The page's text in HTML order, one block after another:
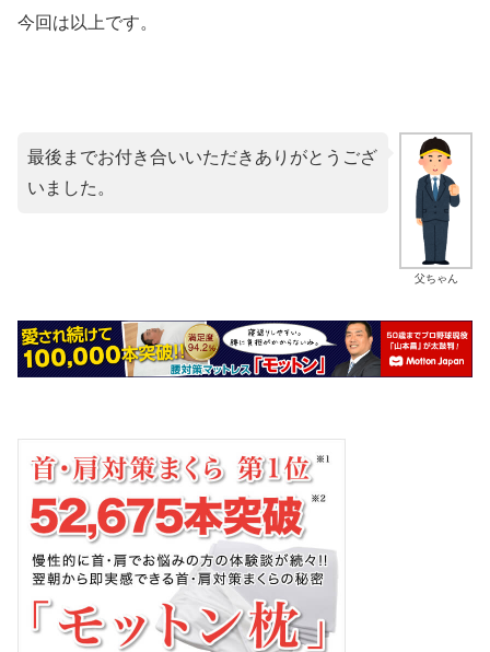
今回は以上です。
父ちゃん
最後までお付き合いいただきありがとうござ
いました。